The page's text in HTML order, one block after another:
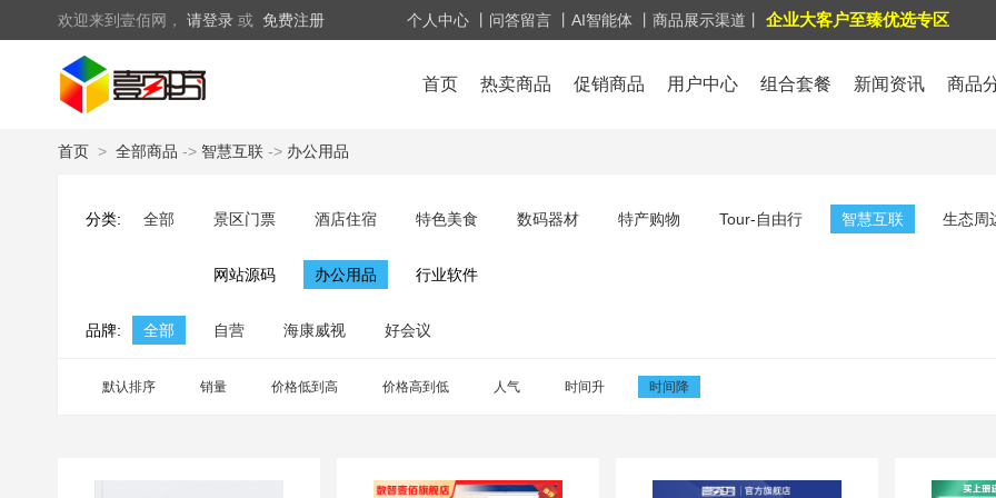
欢迎来到壹佰网， 请登录 或 免费注册 个人中心 丨问答留言 丨AI智能体 丨商品展示渠道丨 企业大客户至臻优选专区
首页 热卖商品 促销商品 用户中心 组合套餐 新闻资讯 商品
首页 > 全部商品 -> 智慧互联 -> 办公用品
分类: 全部 景区门票 酒店住宿 特色美食 数码器材 特产购物 Tour-自由行 智慧互联 生态周
网站源码 办公用品 行业软件
品牌: 全部 自营 海康威视 好会议
默认排序 销量 价格低到高 价格高到低 人气 时间升 时间降